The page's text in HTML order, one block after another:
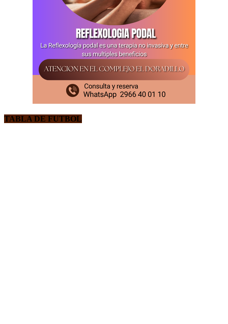
TABLA DE FUTBOL